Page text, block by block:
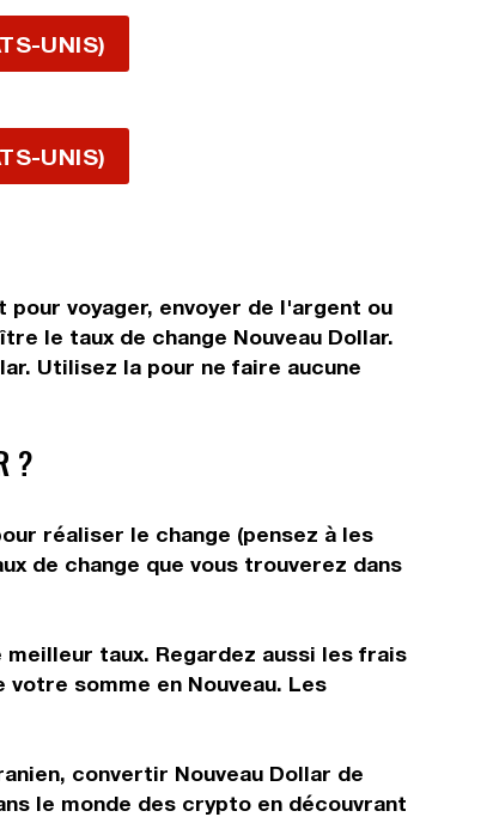
UNIS)
UNIS)
pour voyager, envoyer de l'argent ou
le taux de change Nouveau Dollar.
Utilisez la pour ne faire aucune
?
réaliser le change (pensez à les
de change que vous trouverez dans
taux. Regardez aussi les frais
somme en Nouveau. Les
convertir Nouveau Dollar de
le monde des crypto en découvrant